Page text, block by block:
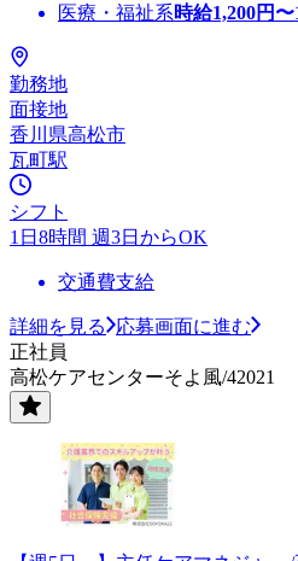
医療・福祉系時給1,200円〜
勤務地
面接地
香川県高松市
瓦町駅
シフト
1日8時間 週3日からOK
交通費支給
詳細を見る
応募画面に進む
正社員
高松ケアセンターそよ風/42021